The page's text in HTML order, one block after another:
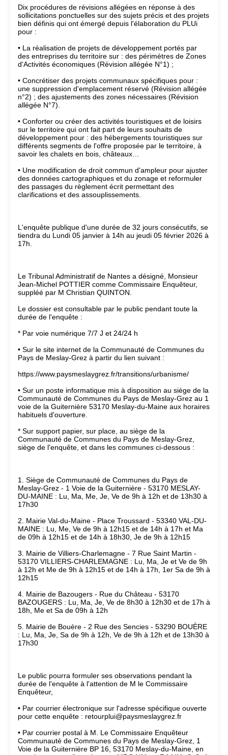
Dix procédures de révisions allégées en réponse à des
sollicitations ponctuelles sur des sujets précis et des projets
bien définis qui ont émergé depuis l'élaboration du PLUi
pour :
• La réalisation de projets de développement portés par
des entreprises du territoire sur : des périmètres de Zones
d'Activités économiques (Révision allégée N°1) ;
• Concrétiser des projets communaux spécifiques pour :
une suppression d'emplacement réservé (Révision allégée
n°2) ; des ajustements des zones nécessaires (Révision
allégée N°7).
• Conforter ou créer des activités touristiques et de loisirs
sur le territoire qui ont fait part de leurs souhaits de
développement pour : des hébergements touristiques sur
différents segments de l'offre proposée par le territoire, à
savoir les chalets en bois, châteaux…
• Une modification de droit commun d'ampleur pour ajuster
des données cartographiques et du zonage et reformuler
des passages du règlement écrit permettant des
clarifications et des assouplissements.
L'enquête publique d'une durée de 32 jours consécutifs, se
tiendra du Lundi 05 janvier à 14h au jeudi 05 février 2026 à
17h.
Le Tribunal Administratif de Nantes a désigné, Monsieur
Jean-Michel POTTIER comme Commissaire Enquêteur,
suppléé par M Christian QUINTON.
Le dossier est consultable par le public pendant toute la
durée de l'enquête :
* Par voie numérique 7/7 J et 24/24 h
• Sur le site internet de la Communauté de Communes du
Pays de Meslay-Grez à partir du lien suivant :
https://www.paysmeslaygrez.fr/transitions/urbanisme/
• Sur un poste informatique mis à disposition au siège de la
Communauté de Communes du Pays de Meslay-Grez au 1
voie de la Guiternière 53170 Meslay-du-Maine aux horaires
habituels d'ouverture.
* Sur support papier, sur place, au siège de la
Communauté de Communes du Pays de Meslay-Grez,
siège de l'enquête, et dans les communes ci-dessous :
1. Siège de Communauté de Communes du Pays de
Meslay-Grez - 1 Voie de la Guiternière - 53170 MESLAY-
DU-MAINE : Lu, Ma, Me, Je, Ve de 9h à 12h et de 13h30 à
17h30
2. Mairie Val-du-Maine - Place Troussard - 53340 VAL-DU-
MAINE : Lu, Me, Ve de 9h à 12h15 et de 14h à 17h et Ma
de 09h à 12h15 et de 14h à 18h30, Je de 9h à 12h15
3. Mairie de Villiers-Charlemagne - 7 Rue Saint Martin -
53170 VILLIERS-CHARLEMAGNE : Lu, Ma, Je et Ve de 9h
à 12h et Me de 9h à 12h15 et de 14h à 17h, 1er Sa de 9h à
12h15
4. Mairie de Bazougers - Rue du Château - 53170
BAZOUGERS : Lu, Ma, Je, Ve de 8h30 à 12h30 et de 17h à
18h, Me et Sa de 09h à 12h
5. Mairie de Bouère - 2 Rue des Sencies - 53290 BOUÈRE
: Lu, Ma, Je, Sa de 9h à 12h, Ve de 9h à 12h et de 13h30 à
17h30
Le public pourra formuler ses observations pendant la
durée de l'enquête à l'attention de M le Commissaire
Enquêteur,
• Par courrier électronique sur l'adresse spécifique ouverte
pour cette enquête : retourplui@paysmeslaygrez.fr
• Par courrier postal à M. Le Commissaire Enquêteur
Communauté de Communes du Pays de Meslay-Grez, 1
Voie de la Guiternière BP 16, 53170 Meslay-du-Maine, en